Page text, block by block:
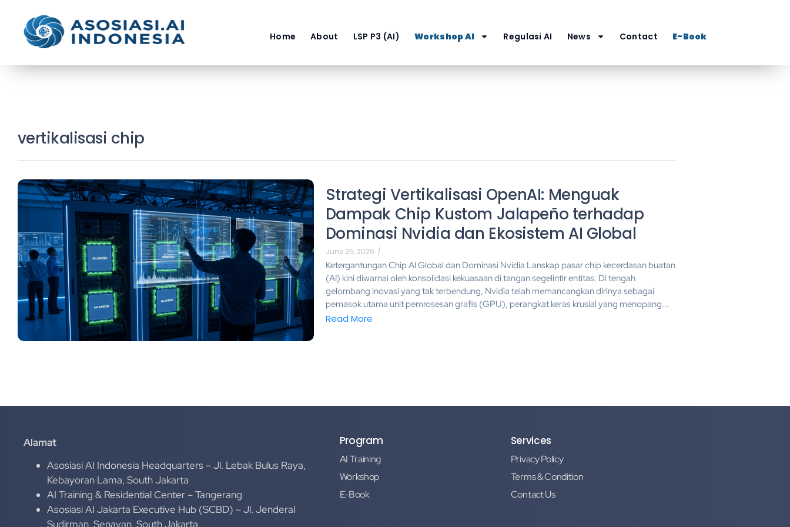
Home About LSP P3 (AI) Workshop AI Regulasi AI News Contact E-Book
vertikalisasi chip
Strategi Vertikalisasi OpenAI: Menguak
Dampak Chip Kustom Jalapeño terhadap
Dominasi Nvidia dan Ekosistem AI Global
June 25, 2026 /
Ketergantungan Chip AI Global dan Dominasi Nvidia Lanskap pasar chip kecerdasan buatan
(AI) kini diwarnai oleh konsolidasi kekuasaan di tangan segelintir entitas. Di tengah
gelombang inovasi yang tak terbendung, Nvidia telah memancangkan dirinya sebagai
pemasok utama unit pemrosesan grafis (GPU), perangkat keras krusial yang menopang...
Read More
Alamat
Asosiasi AI Indonesia Headquarters – Jl. Lebak Bulus Raya,
Kebayoran Lama, South Jakarta
AI Training & Residential Center – Tangerang
Asosiasi AI Jakarta Executive Hub (SCBD) – Jl. Jenderal
Sudirman, Senayan, South Jakarta
Program
AI Training
Workshop
E-Book
Services
Privacy Policy
Terms & Condition
Contact Us